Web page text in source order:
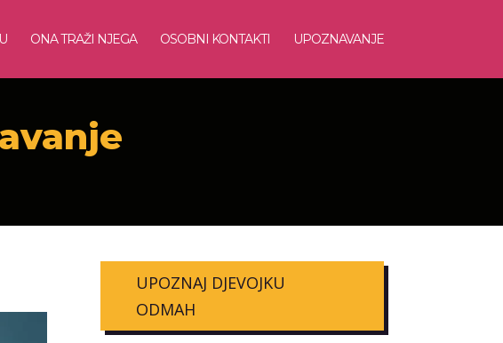
ONA TRAŽI NJEGA OSOBNI KONTAKTI UPOZNAVANJE
UPOZNAJ DJEVOJKU
ODMAH